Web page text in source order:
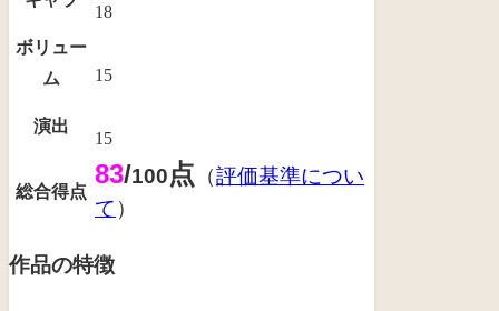
18
ボリュー
ム
15
演出
15
総合得点
83/100点 （評価基準につい
て ）
作品の特徴